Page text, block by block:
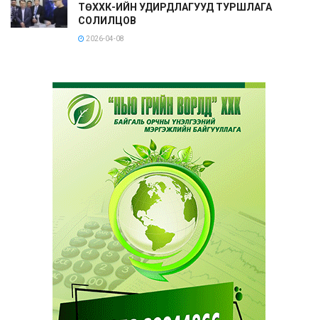
ТӨХХК-ИЙН УДИРДЛАГУУД ТУРШЛАГА
СОЛИЛЦОВ
2026-04-08